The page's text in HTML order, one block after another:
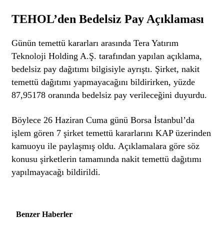
TEHOL’den Bedelsiz Pay Açıklaması
Günün temettü kararları arasında Tera Yatırım
Teknoloji Holding A.Ş. tarafından yapılan açıklama,
bedelsiz pay dağıtımı bilgisiyle ayrıştı. Şirket, nakit
temettü dağıtımı yapmayacağını bildirirken, yüzde
87,95178 oranında bedelsiz pay verileceğini duyurdu.
Böylece 26 Haziran Cuma günü Borsa İstanbul’da
işlem gören 7 şirket temettü kararlarını KAP üzerinden
kamuoyu ile paylaşmış oldu. Açıklamalara göre söz
konusu şirketlerin tamamında nakit temettü dağıtımı
yapılmayacağı bildirildi.
Benzer Haberler